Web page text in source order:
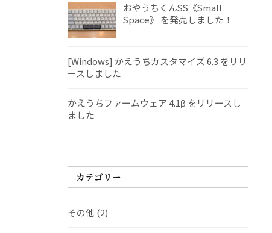
おやうちくんSS《Small
Space》 を発売しました！
[Windows] かえうちカスタマイズ 6.3 をリリ
ースしました
かえうちファームウェア 4.1β をリリースし
ました
カテゴリー
その他 (2)